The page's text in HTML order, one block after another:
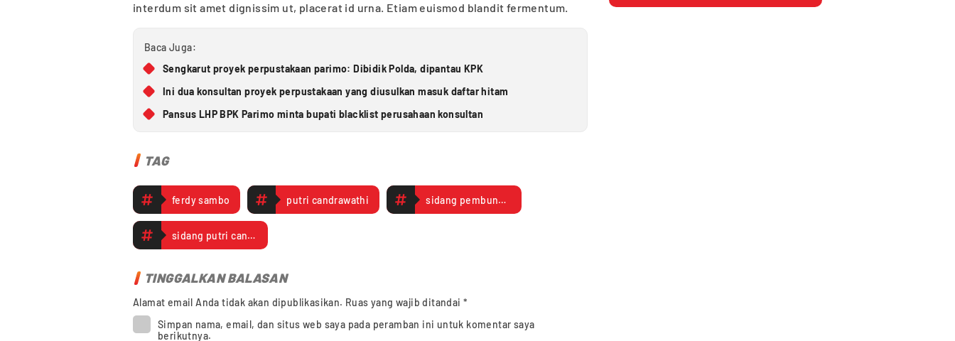
interdum sit amet dignissim ut, placerat id urna. Etiam euismod blandit fermentum.
Baca Juga:
Sengkarut proyek perpustakaan parimo: Dibidik Polda, dipantau KPK
Ini dua konsultan proyek perpustakaan yang diusulkan masuk daftar hitam
Pansus LHP BPK Parimo minta bupati blacklist perusahaan konsultan
TAG
ferdy sambo putri candrawathi sidang pembunuhan yosua
sidang putri candrawathi
TINGGALKAN BALASAN
Alamat email Anda tidak akan dipublikasikan. Ruas yang wajib ditandai*
Simpan nama, email, dan situs web saya pada peramban ini untuk komentar saya
berikutnya.